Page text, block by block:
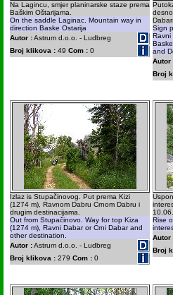
Na Lagincu, smjer planinarske staze prema
Baškim Oštarijama.
On the saddle Laginac. Mountain way in
direction Baske Ostarija
Autor :Astrum d.o.o. - Ludbreg
Broj klikova : 49 Com : 0
Sign
Ravni
and
Autor
Broj
Izlaz is Stupačinovog. Put prema Kizi
(1274 m), Ravnom Dabru Crnom Dabru i
drugim destinacijama.
Out from Stupačinovo. Way for top Kiza
(1274 m), Ravni Dabar or Crni Dabar and
other destination.
Autor :Astrum d.o.o. - Ludbreg
Broj klikova : 279 Com : 0
Rise
Autor
Broj